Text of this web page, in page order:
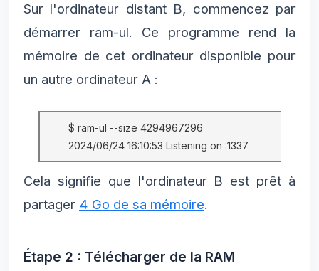
Sur l'ordinateur distant B, commencez par
démarrer ram-ul. Ce programme rend la
mémoire de cet ordinateur disponible pour
un autre ordinateur A :
$ ram-ul --size 4294967296
2024/06/24 16:10:53 Listening on :1337
Cela signifie que l'ordinateur B est prêt à
partager 4 Go de sa mémoire.
Étape 2 : Télécharger de la RAM